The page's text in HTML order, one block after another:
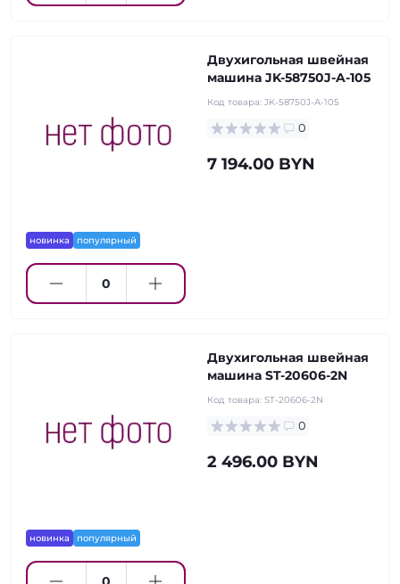
новинка популярный
Двухигольная швейная
машина JK-58750J-A-105
Код товара: JK-58750J-A-105
0
7 194.00 BYN
новинка популярный
Двухигольная швейная
машина ST-20606-2N
Код товара: ST-20606-2N
0
2 496.00 BYN